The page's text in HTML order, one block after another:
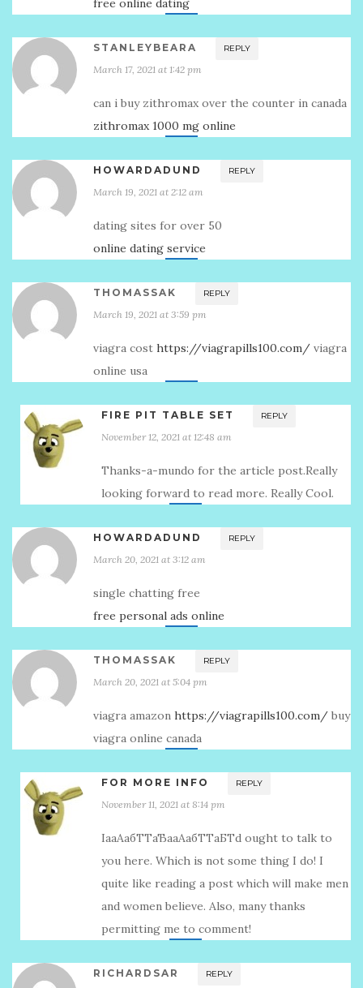
free online dating
STANLEYBEARA REPLY
March 17, 2021 at 1:42 pm
can i buy zithromax over the counter in canada
zithromax 1000 mg online
HOWARDADUND REPLY
March 19, 2021 at 2:12 am
dating sites for over 50
online dating service
THOMASSAK REPLY
March 19, 2021 at 3:59 pm
viagra cost https://viagrapills100.com/ viagra
online usa
FIRE PIT TABLE SET REPLY
November 12, 2021 at 12:48 am
Thanks-a-mundo for the article post.Really
looking forward to read more. Really Cool.
HOWARDADUND REPLY
March 20, 2021 at 3:12 am
single chatting free
free personal ads online
THOMASSAK REPLY
March 20, 2021 at 5:04 pm
viagra amazon https://viagrapills100.com/ buy
viagra online canada
FOR MORE INFO REPLY
November 11, 2021 at 8:14 pm
IaаАабТТаЂааАабТТаБТd ought to talk to
you here. Which is not some thing I do! I
quite like reading a post which will make men
and women believe. Also, many thanks
permitting me to comment!
RICHARDSAR REPLY